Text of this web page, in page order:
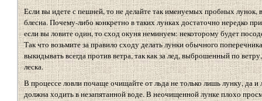
Если вы идете с пешней, то не делайте так именуемых пробных лунок,
блесна. Почему-либо конкретно в таких лунках достаточно нередко
если вы ловите один, то сход окуня неминуем: некоторому будет
Так что возьмите за правило сходу делать лунки обычного
выкидывать всегда против ветра, так как за лед, выброшенный по
леска.
В процессе ловли почаще очищайте от льда не только лишь лунку, да и
должна ходить в незапятанной воде. В неочищенной лунке плохо